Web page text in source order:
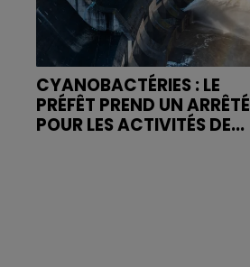
CYANOBACTÉRIES : LE
PRÉFÊT PREND UN ARRÊTÉ
POUR LES ACTIVITÉS DE...